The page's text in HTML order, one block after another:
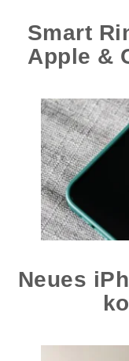
Smart
Apple &
Neues